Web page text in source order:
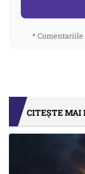
* Comentariile
CITEȘTE MAI